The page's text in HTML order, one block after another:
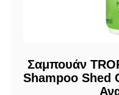
Σαμπουάν
Shampoo